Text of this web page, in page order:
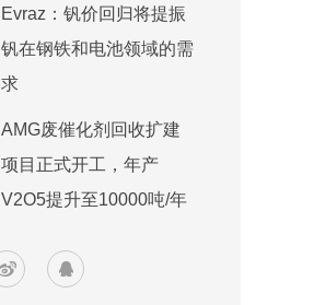
Evraz：钒价回归将提振
钒在钢铁和电池领域的需
求
AMG废催化剂回收扩建
项目正式开工，年产
V2O5提升至10000吨/年